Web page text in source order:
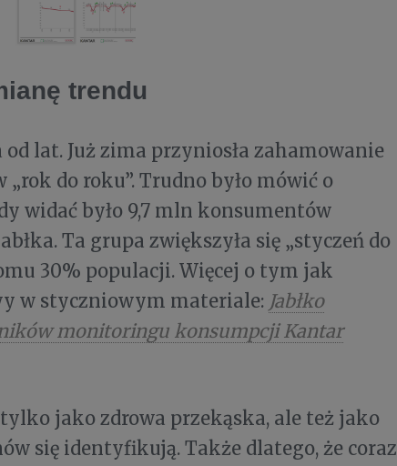
trendu
od lat. Już zima przyniosła zahamowanie
do roku”. Trudno było mówić o
widać było 9,7 mln konsumentów
Ta grupa zwiększyła się „styczeń do
30% populacji. Więcej o tym jak
w styczniowym materiale: Jabłko
monitoringu konsumpcji Kantar
jako zdrowa przekąska, ale też jako
się identyfikują. Także dlatego, że coraz